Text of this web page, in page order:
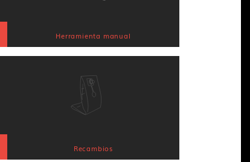
Herramienta manual
Recambios